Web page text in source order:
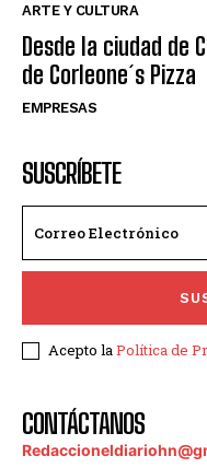
ARTE Y CULTURA
Desde la ciudad de
de Corleone´s Pizza
EMPRESAS
SUSCRÍBETE
Acepto laPolítica de
CONTÁCTANOS